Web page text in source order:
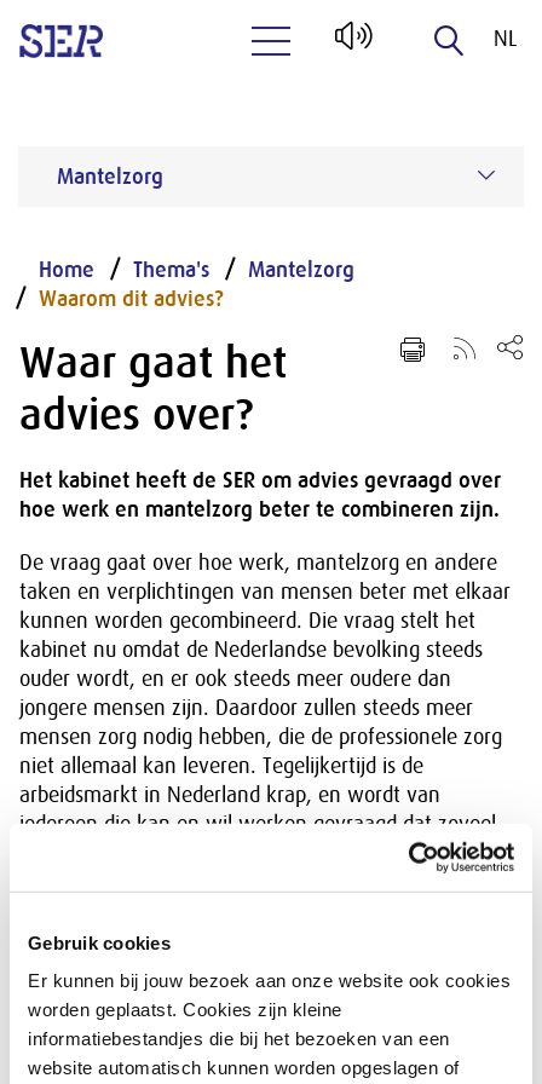
Gebruik cookies
Er kunnen bij jouw bezoek aan onze website ook cookies
worden geplaatst. Cookies zijn kleine
informatiebestandjes die bij het bezoeken van een
website automatisch kunnen worden opgeslagen of
NL
Mantelzorg
Home Thema's
Mantelzorg
Waarom dit advies?
Waar gaat het
advies over?
Het kabinet heeft de SER om advies gevraagd over
hoe werk en mantelzorg beter te combineren zijn.
De vraag gaat over hoe werk, mantelzorg en andere
taken en verplichtingen van mensen beter met elkaar
kunnen worden gecombineerd. Die vraag stelt het
kabinet nu omdat de Nederlandse bevolking steeds
ouder wordt, en er ook steeds meer oudere dan
jongere mensen zijn. Daardoor zullen steeds meer
mensen zorg nodig hebben, die de professionele zorg
niet allemaal kan leveren. Tegelijkertijd is de
arbeidsmarkt in Nederland krap, en wordt van
iedereen die kan en wil werken gevraagd dat zoveel
mogelijk te doen. Als de verwachting is dat we en
hoe gaat dat dan samen? De SER wordt ook gevraagd
te kijken naar financiële prikkels en de rol van gender
bij het combineren van werken en mantelzorg.
Bekijk de adviesaanvraag SER over de